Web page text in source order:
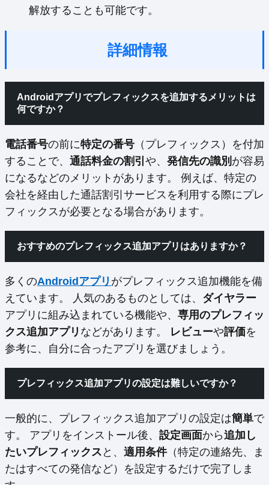
解放することも可能です。
詳細情報
Androidアプリでプレフィックスを追加するメリットは
何ですか？
電話番号の前に特定の番号 （プレフィックス）を付加
することで、 通話料金の割引 や、 発信先の識別 が容易
になるなどのメリットがあります。 例えば、特定の
会社を経由した通話割引サービスを利用する際にプレ
フィックスが必要となる場合があります。
おすすめのプレフィックス追加アプリはありますか？
多くのAndroidアプリ がプレフィックス追加機能を備
えています。 人気のあるものとしては、 ダイヤラー
アプリに組み込まれている機能や、 専用のプレフィッ
クス追加アプリ などがあります。 レビューや評価を
参考に、自分に合ったアプリを選びましょう。
プレフィックス追加アプリの設定は難しいですか？
一般的に、プレフィックス追加アプリの設定は簡単で
す。 アプリをインストール後、 設定画面から追加し
たいプレフィックス と、 適用条件（特定の連絡先、ま
たはすべての発信など）を設定するだけで完了しま